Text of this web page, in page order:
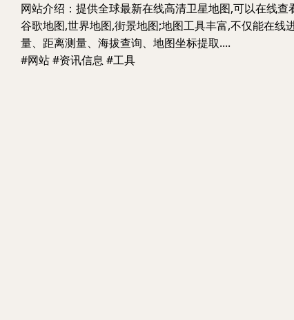
网站介绍：提供全球最新在线高清卫星地图,可以在线查
谷歌地图,世界地图,街景地图;地图工具丰富,不仅能在线
量、距离测量、海拔查询、地图坐标提取....
#网站 #资讯信息 #工具